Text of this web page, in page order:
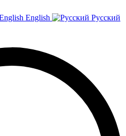
English
Русский